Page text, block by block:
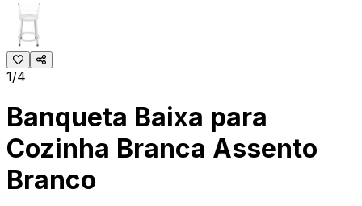
1/4
Banqueta Baixa para
Cozinha Branca Assento
Branco